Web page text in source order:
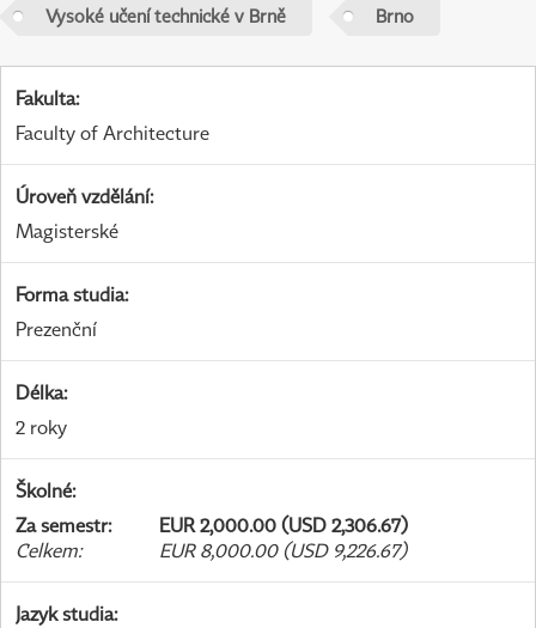
Vysoké učení technické v Brně Brno
Fakulta:
Faculty of Architecture
Úroveň vzdělání:
Magisterské
Forma studia:
Prezenční
Délka:
2 roky
Školné:
Za semestr:
EUR 2,000.00 (USD 2,306.67)
Celkem: EUR 8,000.00 (USD 9,226.67)
Jazyk studia: